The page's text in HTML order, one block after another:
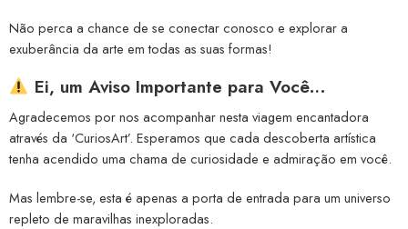
Não perca a chance de se conectar conosco e explorar a
exuberância da arte em todas as suas formas!
Ei, um Aviso Importante para Você…
Agradecemos por nos acompanhar nesta viagem encantadora
através da ‘CuriosArt’. Esperamos que cada descoberta artística
tenha acendido uma chama de curiosidade e admiração em você.
Mas lembre-se, esta é apenas a porta de entrada para um universo
repleto de maravilhas inexploradas.